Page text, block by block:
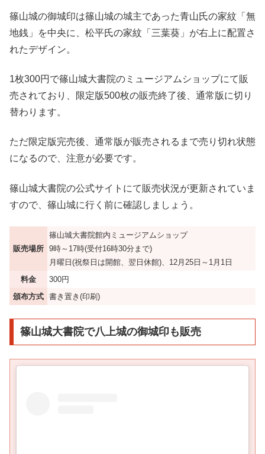
篠山城の御城印は篠山城の城主であった青山氏の家紋「無
地銭」を中央に、松平氏の家紋「三葉葵」が右上に配置さ
れたデザイン。
1枚300円で篠山城大書院のミュージアムショップにて販
売されており、限定版500枚の販売終了後、通常版に切り
替わります。
ただ限定版完売後、通常版が販売されるまで売り切れ状態
になるので、注意が必要です。
篠山城大書院の公式サイトにて販売状況が更新されていま
すので、篠山城に行く前に確認しましょう。
販売場所
篠山城大書院館内ミュージアムショップ
9時～17時(受付16時30分まで)
月曜日(祝祭日は開館、翌日休館)、12月25日～1月1日
料金
300円
頒布方式 書き置き(印刷)
篠山城大書院で八上城の御城印も販売